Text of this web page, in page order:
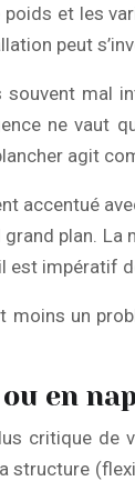
et les
peut
mal
ne vaut
agit
accentué
plan.
est impératif
moins un
en
critique de